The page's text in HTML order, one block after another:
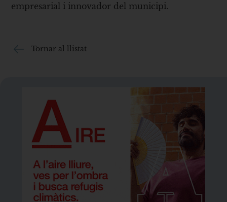
empresarial i innovador del municipi.
Tornar al llistat